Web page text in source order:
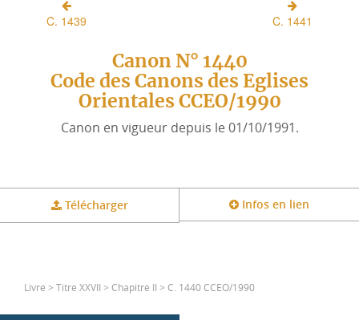
Ressources
Connexion
C. 1439 C. 1441
Canon N° 1440
Code des Canons des Eglises
Orientales CCEO/1990
Canon en vigueur depuis le 01/10/1991.
Télécharger Infos en lien
Livre > Titre XXVII > Chapitre II > C. 1440 CCEO/1990